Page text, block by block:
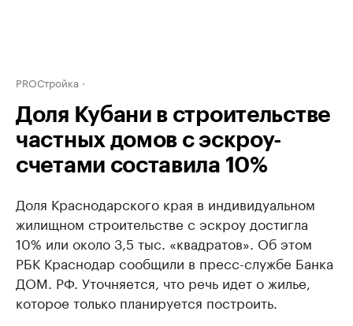
PROСтройка
Доля Кубани в строительстве
частных домов с эскроу-
счетами составила 10%
Доля Краснодарского края в индивидуальном
жилищном строительстве с эскроу достигла
10% или около 3,5 тыс. «квадратов». Об этом
РБК Краснодар сообщили в пресс-службе Банка
ДОМ. РФ. Уточняется, что речь идет о жилье,
которое только планируется построить.